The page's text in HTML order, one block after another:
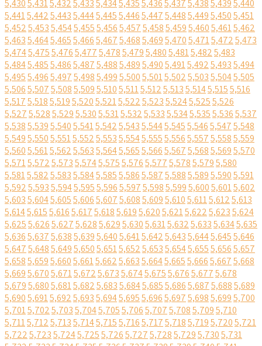
5,4305,4315,4325,4335,4345,4355,4365,4375,4385,4395,440
5,4415,4425,4435,4445,4455,4465,4475,4485,4495,4505,451
5,4525,4535,4545,4555,4565,4575,4585,4595,4605,4615,462
5,4635,4645,4655,4665,4675,4685,4695,4705,4715,4725,473
5,4745,4755,4765,4775,4785,4795,4805,4815,4825,483
5,4845,4855,4865,4875,4885,4895,4905,4915,4925,4935,494
5,4955,4965,4975,4985,4995,5005,5015,5025,5035,5045,505
5,5065,5075,5085,5095,5105,5115,5125,5135,5145,5155,516
5,5175,5185,5195,5205,5215,5225,5235,5245,5255,526
5,5275,5285,5295,5305,5315,5325,5335,5345,5355,5365,537
5,5385,5395,5405,5415,5425,5435,5445,5455,5465,5475,548
5,5495,5505,5515,5525,5535,5545,5555,5565,5575,5585,559
5,5605,5615,5625,5635,5645,5655,5665,5675,5685,5695,570
5,5715,5725,5735,5745,5755,5765,5775,5785,5795,580
5,5815,5825,5835,5845,5855,5865,5875,5885,5895,5905,591
5,5925,5935,5945,5955,5965,5975,5985,5995,6005,6015,602
5,6035,6045,6055,6065,6075,6085,6095,6105,6115,6125,613
5,6145,6155,6165,6175,6185,6195,6205,6215,6225,6235,624
5,6255,6265,6275,6285,6295,6305,6315,6325,6335,6345,635
5,6365,6375,6385,6395,6405,6415,6425,6435,6445,6455,646
5,6475,6485,6495,6505,6515,6525,6535,6545,6555,6565,657
5,6585,6595,6605,6615,6625,6635,6645,6655,6665,6675,668
5,6695,6705,6715,6725,6735,6745,6755,6765,6775,678
5,6795,6805,6815,6825,6835,6845,6855,6865,6875,6885,689
5,6905,6915,6925,6935,6945,6955,6965,6975,6985,6995,700
5,7015,7025,7035,7045,7055,7065,7075,7085,7095,710
5,7115,7125,7135,7145,7155,7165,7175,7185,7195,7205,721
5,7225,7235,7245,7255,7265,7275,7285,7295,7305,731